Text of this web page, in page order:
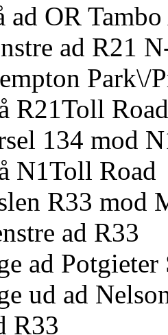
ad OR
ad R21
Park\/
R21Toll Road
134 mod
N1Toll Road
R33 mod
ad R33
ad Potgieter
ud ad
R33